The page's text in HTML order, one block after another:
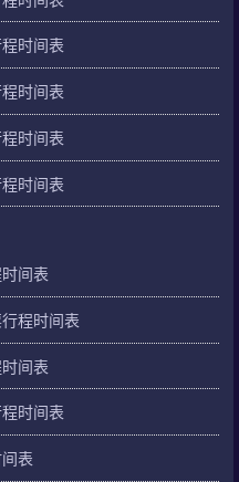
时间表
时间表
时间表
时间表
间表
程时间表
间表
时间表
表